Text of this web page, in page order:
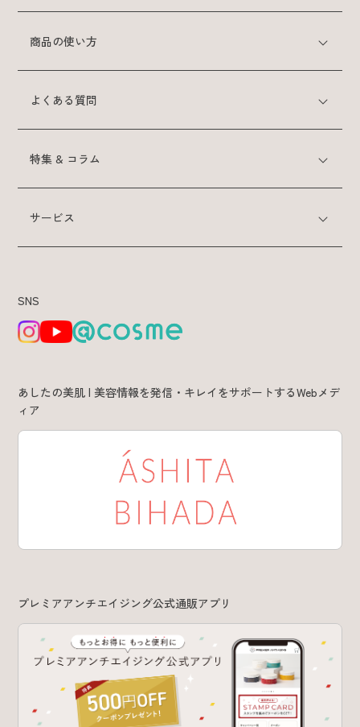
ボリュームケア
商品の使い方
よくある質問
特集 & コラム
商品の使い方
よくある質問
特集 & コラム
サービス
SNS
あしたの美肌 | 美容情報を発信・キレイをサポートするWebメデ
ィア
プレミアアンチエイジング公式通販アプリ